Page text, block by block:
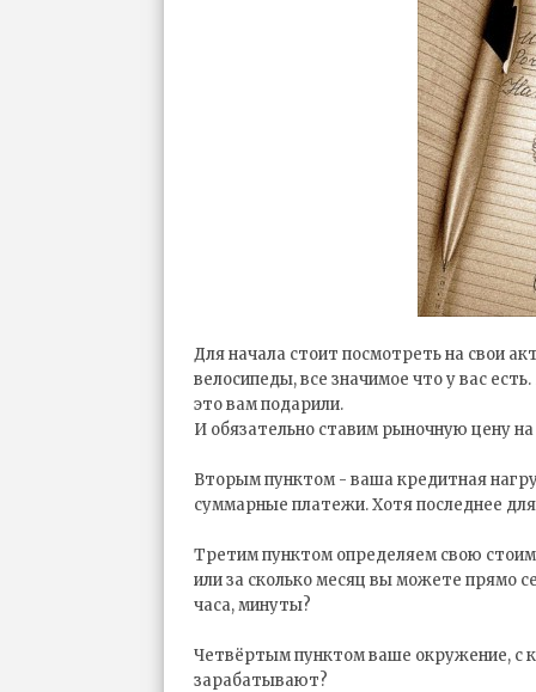
Для начала стоит посмотреть на свои
велосипеды, все значимое что у вас
это вам подарили.
И обязательно ставим рыночную цену
Вторым пунктом - ваша кредитная
суммарные платежи. Хотя последнее
Третим пунктом определяем свою
или за сколько месяц вы можете прямо
часа, минуты?
Четвёртым пунктом ваше окружение, с
зарабатывают?